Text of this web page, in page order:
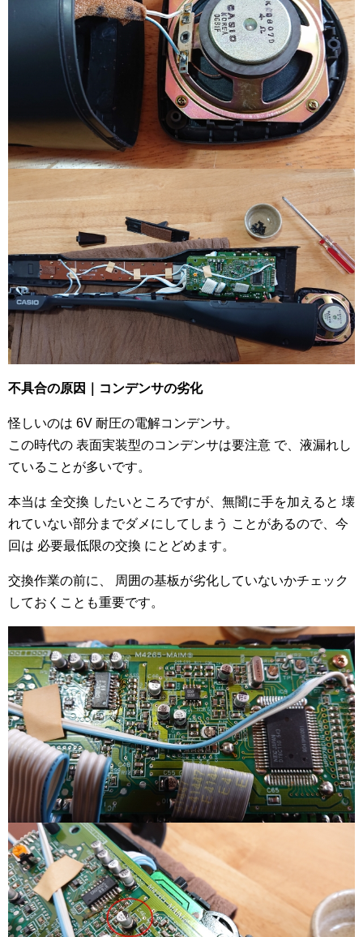
不具合の原因｜コンデンサの劣化
怪しいのは 6V 耐圧の電解コンデンサ。
この時代の 表面実装型のコンデンサは要注意 で、液漏れし
ていることが多いです。
本当は 全交換 したいところですが、無闇に手を加えると 壊
れていない部分までダメにしてしまう ことがあるので、今
回は 必要最低限の交換 にとどめます。
交換作業の前に、 周囲の基板が劣化していないかチェック
しておくことも重要です。